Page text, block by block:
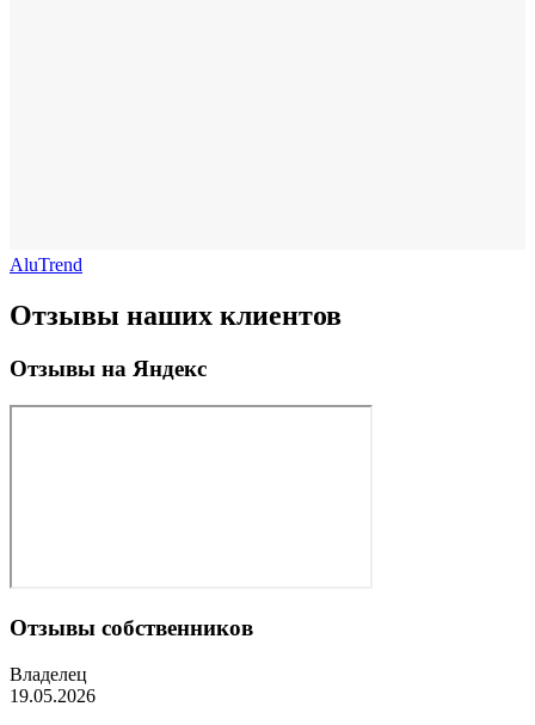
AluTrend
Отзывы наших клиентов
Отзывы на Яндекс
Отзывы собственников
Владелец
19.05.2026